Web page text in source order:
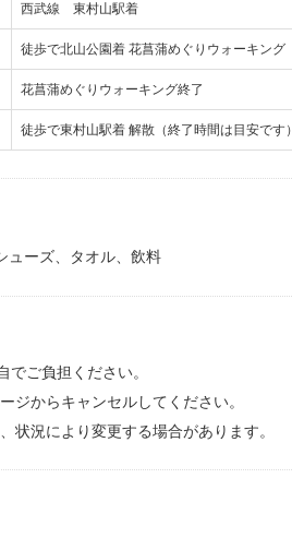
西武線 東村山駅着
徒歩で北山公園着 花菖蒲めぐりウォーキング
花菖蒲めぐりウォーキング終了
徒歩で東村山駅着 解散（終了時間は目安です）
ューズ、タオル、飲料
ご負担ください。
ジからキャンセルしてください。
状況により変更する場合があります。